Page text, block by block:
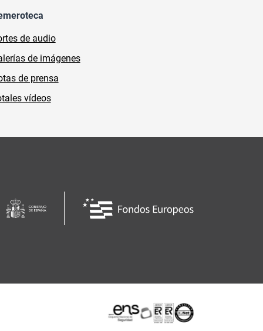
de audio
de imágenes
de prensa
vídeos
Certificaciones